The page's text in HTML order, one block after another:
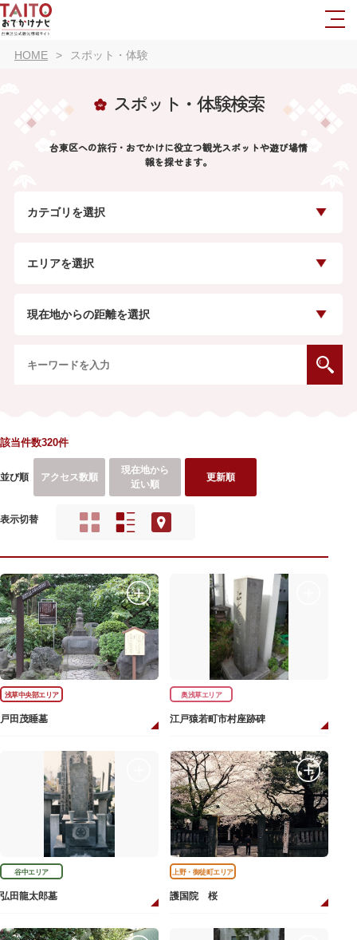
HOME スポット・体験
スポット・体験検索
台東区への旅行・おでかけに役立つ観光スポットや遊び場情
報を探せます。
カテゴリを選択
エリアを選択
現在地からの距離を選択
該当件数320件
並び順 アクセス数順
現在地から
近い順
更新順
表示切替
浅草中央部エリア
戸田茂睡墓
奥浅草エリア
江戸猿若町市村座跡碑
谷中エリア
弘田龍太郎墓
上野・御徒町エリア
護国院 桜